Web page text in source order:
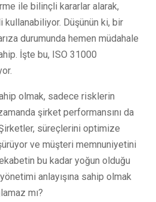
ile bilinçli kararlar alarak,
kullanabiliyor. Düşünün ki, bir
durumunda hemen müdahale
İşte bu, ISO 31000
olmak, sadece risklerin
şirket performansını da
süreçlerini optimize
ve müşteri memnuniyetini
bu kadar yoğun olduğu
anlayışına sahip olmak
mı?